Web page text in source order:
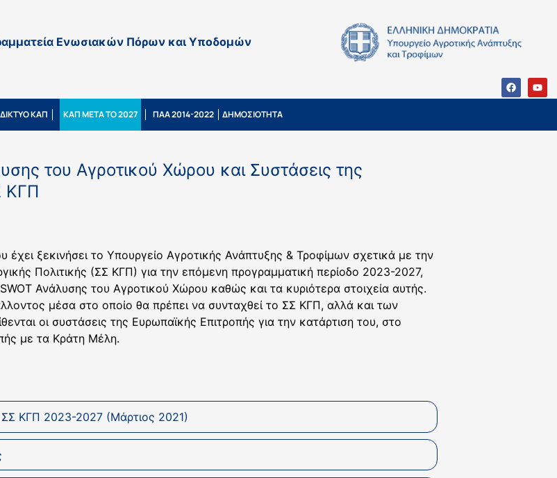
Ενωσιακών Πόρων και Υποδομών
ΚΑΠ ΚΑΠ ΜΕΤΑ ΤΟ 2027 ΠΑΑ 2014-2022 ΔΗΜΟΣΙΟΤΗΤΑ
του Αγροτικού Χώρου και Συστάσεις της
ΚΓΠ
ξεκινήσει το Υπουργείο Αγροτικής Ανάπτυξης & Τροφίμων σχετικά με την
Πολιτικής (ΣΣ ΚΓΠ) για την επόμενη προγραμματική περίοδο 2023-2027,
Ανάλυσης του Αγροτικού Χώρου καθώς και τα κυριότερα στοιχεία αυτής.
μέσα στο οποίο θα πρέπει να συνταχθεί το ΣΣ ΚΓΠ, αλλά και των
οι συστάσεις της Ευρωπαϊκής Επιτροπής για την κατάρτιση του, στο
με τα Κράτη Μέλη.
ΣΣ ΚΓΠ 2023-2027 (Μάρτιος 2021)